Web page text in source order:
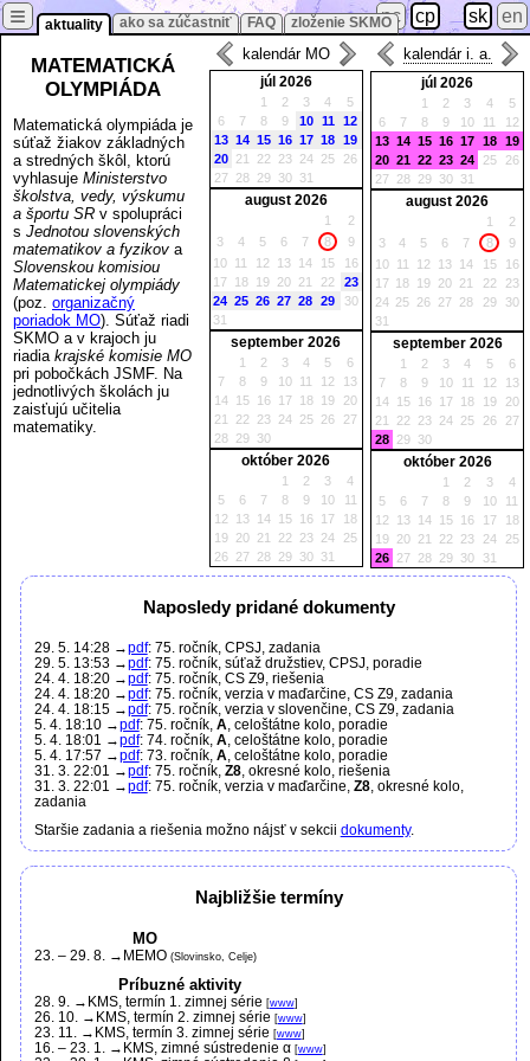
aktuality ako sa zúčastniť FAQ zloženie SKMO
≡ pc cp sk en
kalendár i. a.
júl 2026
1 2 3 4
5
6
7 8 9 10 11
12
13 14 15 16 17 18
19
20 21 22 23 24 25
26
27 28 29 30 31
august 2026
1
2
3
4 5 6 7 8
9
10
11 12 13 14 15
16
17 18 19 20 21 22
23
24 25 26 27 28 29
30
31
september 2026
1 2 3 4 5
6
7
8 9 10 11 12
13
14 15 16 17 18 19
20
21
22 23 24 25 26
27
28 29 30
október 2026
1 2 3
4
5
6 7 8 9 10
11
12
13 14 15 16 17
18
19 20 21 22 23 24
25
26 27 28 29 30 31
kalendár MO
júl 2026
1 2 3 4
5
6
7 8 9 10 11
12
13 14 15 16 17 18 19
20
21 22 23 24 25
26
27
28 29 30 31
august 2026
1
2
3
4 5 6 7 8
9
10 11 12 13 14 15
16
17 18 19 20 21 22
23
24 25 26 27 28 29
30
31
september 2026
1 2 3 4 5
6
7
8 9 10 11 12
13
14
15 16 17 18 19
20
21
22 23 24 25 26
27
28
29 30
október 2026
1 2 3
4
5
6 7 8 9 10
11
12
13 14 15 16 17
18
19
20 21 22 23 24
25
26
27 28 29 30 31
MATEMATICKÁ
OLYMPIÁDA
Matematická olympiáda je
súťaž žiakov základných
a stredných škôl, ktorú
vyhlasuje Ministerstvo
školstva, vedy, výskumu
a športu SR v spolupráci
s Jednotou slovenských
matematikov a fyzikov a
Slovenskou komisiou
Matematickej olympiády
(poz. organizačný
poriadok MO). Súťaž riadi
SKMO a v krajoch ju
riadia krajské komisie MO
pri pobočkách JSMF. Na
jednotlivých školách ju
zaisťujú učitelia
matematiky.
Naposledy pridané dokumenty
29. 5. 14:28→ pdf: 75. ročník, CPSJ, zadania
29. 5. 13:53→ pdf: 75. ročník, súťaž družstiev, CPSJ, poradie
24. 4. 18:20→ pdf: 75. ročník, CS Z9, riešenia
24. 4. 18:20→ pdf: 75. ročník, verzia v maďarčine, CS Z9, zadania
24. 4. 18:15→ pdf: 75. ročník, verzia v slovenčine, CS Z9, zadania
5. 4. 18:10→ pdf: 75. ročník, A , celoštátne kolo, poradie
5. 4. 18:01
→ pdf: 74. ročník, A , celoštátne kolo, poradie
5. 4. 17:57 → pdf: 73. ročník, A , celoštátne kolo, poradie
31. 3. 22:01
→ pdf: 75. ročník, Z8, okresné kolo, riešenia
31. 3. 22:01
→ pdf: 75. ročník, verzia v maďarčine, Z8, okresné kolo,
zadania
Staršie zadania a riešenia možno nájsť v sekcii dokumenty.
Najbližšie termíny
MO
23. – 29. 8. →MEMO (Slovinsko, Celje)
Príbuzné aktivity
28. 9. →KMS, termín 1. zimnej série [www]
26. 10. →KMS, termín 2. zimnej série [www]
23. 11. →KMS, termín 3. zimnej série [www]
16. – 23. 1. →KMS, zimné sústredenie α [www]